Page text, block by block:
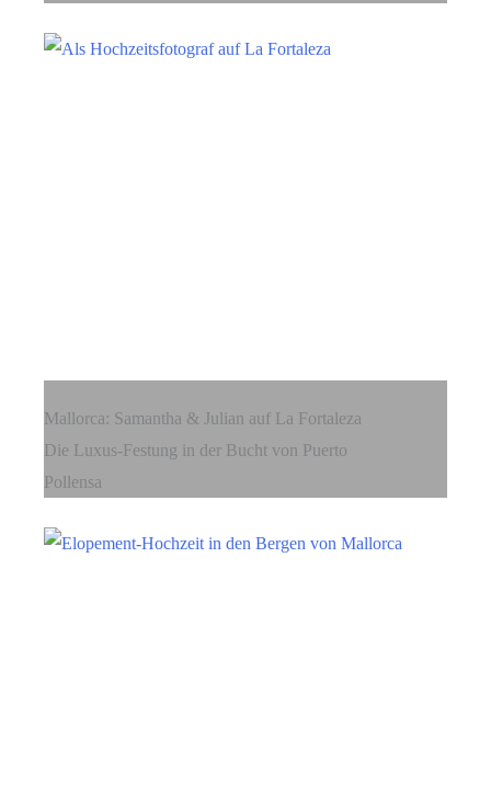
Mallorca: Samantha & Julian auf La Fortaleza
Die Luxus-Festung in der Bucht von Puerto
Pollensa